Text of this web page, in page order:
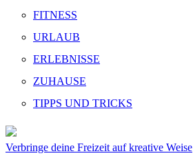
FITNESS
URLAUB
ERLEBNISSE
ZUHAUSE
TIPPS UND TRICKS
Verbringe deine Freizeit auf kreative Weise